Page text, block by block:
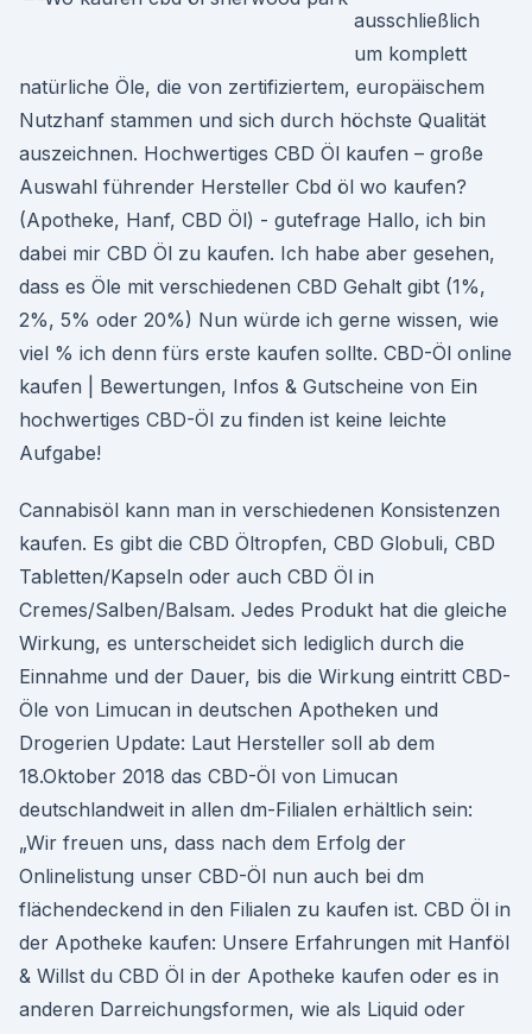
ausschließlich
um komplett
natürliche Öle, die von zertifiziertem, europäischem
Nutzhanf stammen und sich durch höchste Qualität
auszeichnen. Hochwertiges CBD Öl kaufen – große
Auswahl führender Hersteller Cbd öl wo kaufen?
(Apotheke, Hanf, CBD Öl) - gutefrage Hallo, ich bin
dabei mir CBD Öl zu kaufen. Ich habe aber gesehen,
dass es Öle mit verschiedenen CBD Gehalt gibt (1%,
2%, 5% oder 20%) Nun würde ich gerne wissen, wie
viel % ich denn fürs erste kaufen sollte. CBD-Öl online
kaufen | Bewertungen, Infos & Gutscheine von Ein
hochwertiges CBD-Öl zu finden ist keine leichte
Aufgabe!
Cannabisöl kann man in verschiedenen Konsistenzen
kaufen. Es gibt die CBD Öltropfen, CBD Globuli, CBD
Tabletten/Kapseln oder auch CBD Öl in
Cremes/Salben/Balsam. Jedes Produkt hat die gleiche
Wirkung, es unterscheidet sich lediglich durch die
Einnahme und der Dauer, bis die Wirkung eintritt CBD-
Öle von Limucan in deutschen Apotheken und
Drogerien Update: Laut Hersteller soll ab dem
18.Oktober 2018 das CBD-Öl von Limucan
deutschlandweit in allen dm-Filialen erhältlich sein:
„Wir freuen uns, dass nach dem Erfolg der
Onlinelistung unser CBD-Öl nun auch bei dm
flächendeckend in den Filialen zu kaufen ist. CBD Öl in
der Apotheke kaufen: Unsere Erfahrungen mit Hanföl
& Willst du CBD Öl in der Apotheke kaufen oder es in
anderen Darreichungsformen, wie als Liquid oder